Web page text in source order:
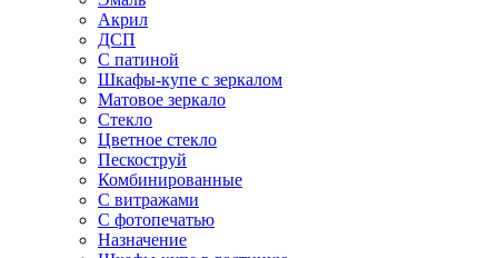
Акрил
ДСП
С патиной
Шкафы-купе с зеркалом
Матовое зеркало
Стекло
Цветное стекло
Пескоструй
Комбинированные
С витражами
С фотопечатью
Назначение